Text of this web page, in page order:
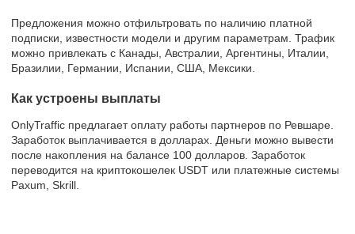
Предложения можно отфильтровать по наличию платной
подписки, известности модели и другим параметрам. Трафик
можно привлекать с Канады, Австралии, Аргентины, Италии,
Бразилии, Германии, Испании, США, Мексики.
Как устроены выплаты
OnlyTraffic предлагает оплату работы партнеров по Ревшаре.
Заработок выплачивается в долларах. Деньги можно вывести
после накопления на балансе 100 долларов. Заработок
переводится на криптокошелек USDT или платежные системы
Paxum, Skrill.